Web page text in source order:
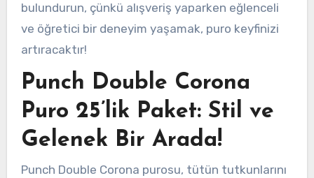
bulundurun, çünkü alışveriş yaparken eğlenceli
ve öğretici bir deneyim yaşamak, puro keyfinizi
artıracaktır!
Punch Double Corona
Puro 25’lik Paket: Stil ve
Gelenek Bir Arada!
Punch Double Corona purosu, tütün tutkunlarını